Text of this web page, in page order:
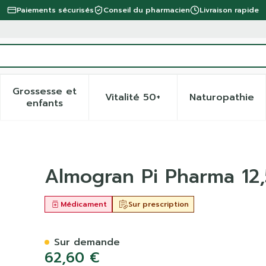
Paiements sécurisés Conseil du pharmacien Livraison rapide
catégorie Beauté, soins et hygiène
sous-menu pour la catégorie Régime, alimentation
Grossesse et
enfants
Afficher le sous-menu pour la catégorie
Vitalité 50+Afficher le sous-menu
Naturopathie
Afficher
Comp Pell 12 Pip
Almogran Pi Pharma
Sur prescription
Médicament
62,60 €
Sur demande